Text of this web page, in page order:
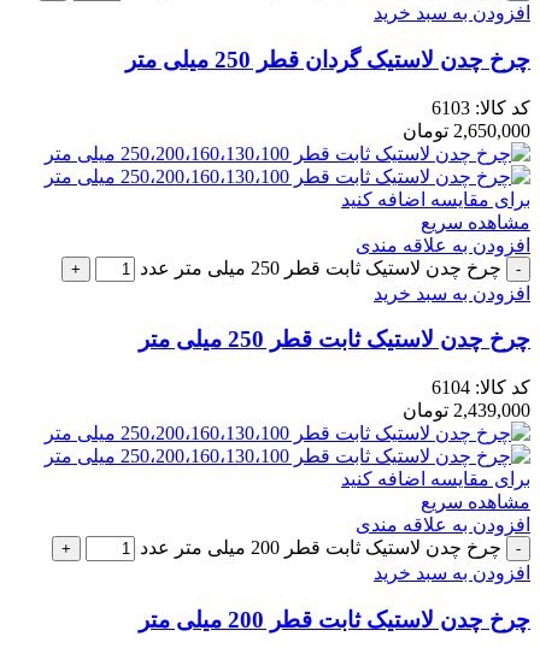
افزودن به سبد خرید
چرخ چدن لاستیک گردان قطر 250 میلی متر
کد کالا: 6103
2,650,000 تومان
برای مقایسه اضافه کنید
مشاهده سریع
افزودن به علاقه مندی
چرخ چدن لاستیک ثابت قطر 250 میلی متر عدد
افزودن به سبد خرید
چرخ چدن لاستیک ثابت قطر 250 میلی متر
کد کالا: 6104
2,439,000 تومان
برای مقایسه اضافه کنید
مشاهده سریع
افزودن به علاقه مندی
چرخ چدن لاستیک ثابت قطر 200 میلی متر عدد
افزودن به سبد خرید
چرخ چدن لاستیک ثابت قطر 200 میلی متر